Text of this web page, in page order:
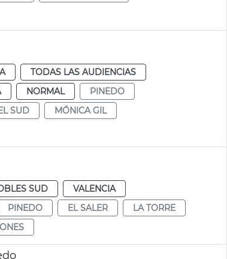
TODAS LAS AUDIENCIAS
NORMAL
PINEDO
SUD
MÓNICA GIL
SUD
VALENCIA
PINEDO EL SALER
LA TORRE